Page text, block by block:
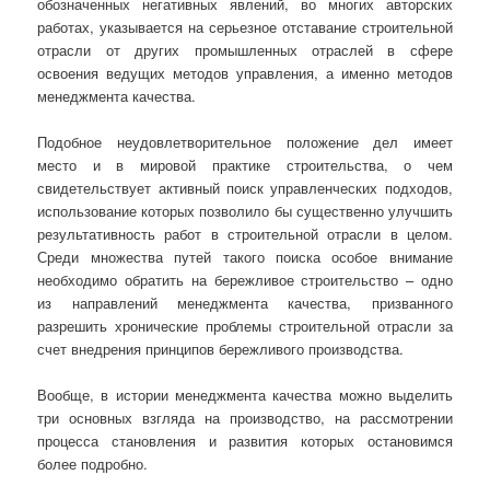
работах, указывается на серьезное отставание строительной
отрасли от других промышленных отраслей в сфере
освоения ведущих методов управления, а именно методов
менеджмента качества.
Подобное неудовлетворительное положение дел имеет
место и в мировой практике строительства, о чем
свидетельствует активный поиск управленческих подходов,
использование которых позволило бы существенно улучшить
результативность работ в строительной отрасли в целом.
Среди множества путей такого поиска особое внимание
необходимо обратить на бережливое строительство – одно
из направлений менеджмента качества, призванного
разрешить хронические проблемы строительной отрасли за
счет внедрения принципов бережливого производства.
Вообще, в истории менеджмента качества можно выделить
три основных взгляда на производство, на рассмотрении
процесса становления и развития которых остановимся
более подробно.